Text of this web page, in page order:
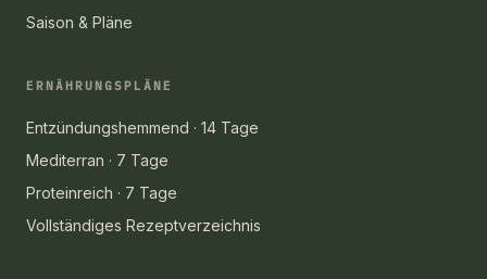
Saison & Pläne
ERNÄHRUNGSPLÄNE
Entzündungshemmend · 14 Tage
Mediterran · 7 Tage
Proteinreich · 7 Tage
Vollständiges Rezeptverzeichnis